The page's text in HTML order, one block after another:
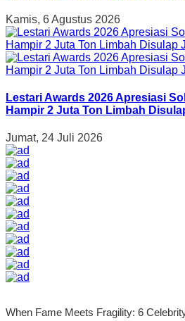
Kamis, 6 Agustus 2026
Lestari Awards 2026 Apresiasi
Hampir 2 Juta Ton Limbah
Jumat, 24 Juli 2026